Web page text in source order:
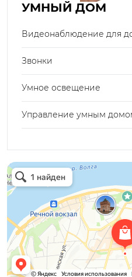
УМНЫЙ ДОМ
Видеонаблюдение для
Звонки
Умное освещение
Управление умным
Электрон
Светильники в Нижнем Новгороде
Электротехническая продукция